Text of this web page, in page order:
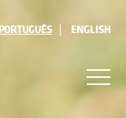
PORTUGUÊS ENGLISH